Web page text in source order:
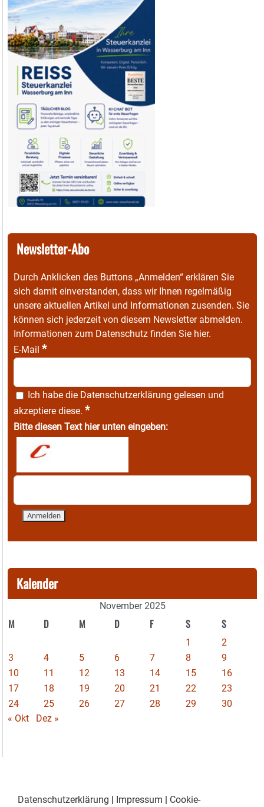
Newsletter-Abo
Durch Anklicken des Buttons „Anmelden“ erklären Sie
sich damit einverstanden, dass wir Ihnen regelmäßig
unsere aktuellen Artikel und Informationen zusenden. Sie
können sich jederzeit von diesem Newsletter abmelden.
Informationen zum Datenschutz finden Sie hier.
E-Mail *
Ich habe die Datenschutzerklärung gelesen und
akzeptiere diese. *
Bitte diesen Text hier unten eingeben:
Kalender
November 2025
M D M D F S S
1
2
3
4 5 6 7 8
9
10
11 12 13 14 15
16
17
18 19 20 21 22
23
24
25 26 27 28 29
30
« Okt
Dez »
Datenschutzerklärung | Impressum | Cookie-